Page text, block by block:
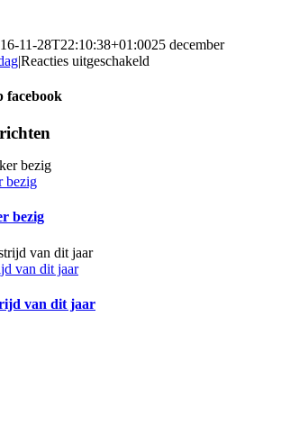
11-28T22:10:38+01:0025 december
|Reacties uitgeschakeld
facebook
bezig
bezig
van dit jaar
van dit jaar